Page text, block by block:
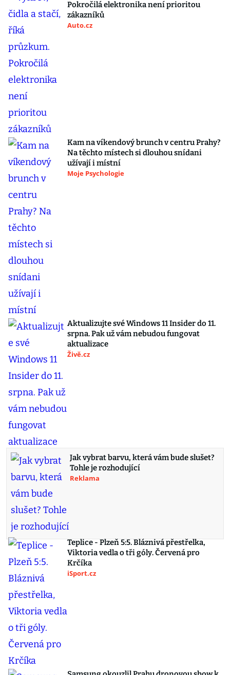
Pokročilá elektronika není prioritou
zákazníků
Auto.cz
Kam na víkendový brunch v centru Prahy?
Na těchto místech si dlouhou snídani
užívají i místní
Moje Psychologie
Aktualizujte své Windows 11 Insider do 11.
srpna. Pak už vám nebudou fungovat
aktualizace
Živě.cz
Jak vybrat barvu, která vám bude slušet?
Tohle je rozhodující
Reklama
Teplice - Plzeň 5:5. Bláznivá přestřelka,
Viktoria vedla o tři góly. Červená pro
Krčíka
iSport.cz